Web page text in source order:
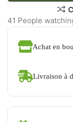
41 People
Achat en
Livraison à